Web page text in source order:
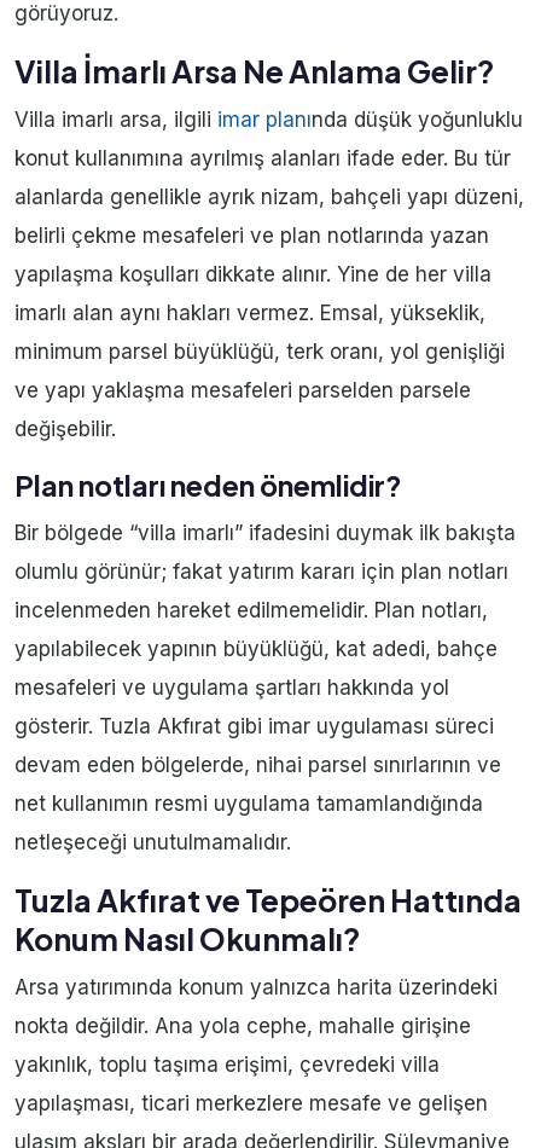
görüyoruz.
Villa İmarlı Arsa Ne Anlama Gelir?
Villa imarlı arsa, ilgili imar planında düşük yoğunluklu
konut kullanımına ayrılmış alanları ifade eder. Bu tür
alanlarda genellikle ayrık nizam, bahçeli yapı düzeni,
belirli çekme mesafeleri ve plan notlarında yazan
yapılaşma koşulları dikkate alınır. Yine de her villa
imarlı alan aynı hakları vermez. Emsal, yükseklik,
minimum parsel büyüklüğü, terk oranı, yol genişliği
ve yapı yaklaşma mesafeleri parselden parsele
değişebilir.
Plan notları neden önemlidir?
Bir bölgede “villa imarlı” ifadesini duymak ilk bakışta
olumlu görünür; fakat yatırım kararı için plan notları
incelenmeden hareket edilmemelidir. Plan notları,
yapılabilecek yapının büyüklüğü, kat adedi, bahçe
mesafeleri ve uygulama şartları hakkında yol
gösterir. Tuzla Akfırat gibi imar uygulaması süreci
devam eden bölgelerde, nihai parsel sınırlarının ve
net kullanımın resmi uygulama tamamlandığında
netleşeceği unutulmamalıdır.
Tuzla Akfırat ve Tepeören Hattında
Konum Nasıl Okunmalı?
Arsa yatırımında konum yalnızca harita üzerindeki
nokta değildir. Ana yola cephe, mahalle girişine
yakınlık, toplu taşıma erişimi, çevredeki villa
yapılaşması, ticari merkezlere mesafe ve gelişen
ulaşım aksları bir arada değerlendirilir. Süleymaniye